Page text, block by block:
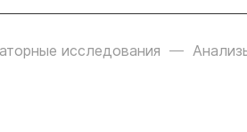
исследования